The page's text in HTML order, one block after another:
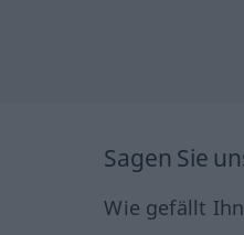
Sagen Sie
Wie gefällt